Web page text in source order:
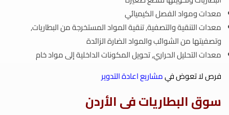
معدات ومواد الفصل الكيميائي
معدات التنقية والتصفية, تنقية المواد المستخرجة من البطاريات,
وتصفيتها من الشوائب والمواد الضارة الزائدة
معدات التحليل الحراري, تحويل المكونات الداخلية إلى مواد خام
فرص لا تعوض فيمشاريع اعادة التدوير
سوق البطاريات فى الأردن